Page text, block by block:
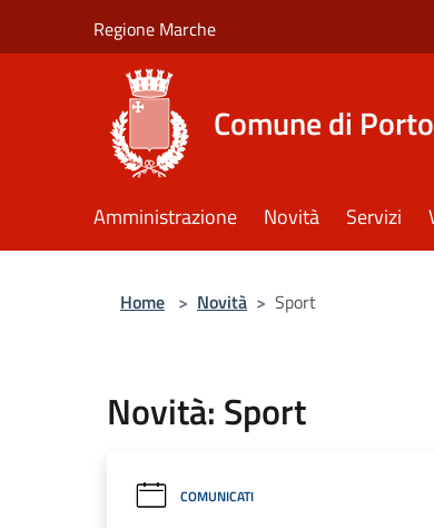
Regione Marche
Comune di
Amministrazione Novità Servizi
Home > Novità > Sport
Novità: Sport
COMUNICATI